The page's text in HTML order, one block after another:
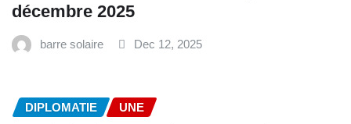
décembre 2025
barre solaire Dec 12, 2025
DIPLOMATIE UNE